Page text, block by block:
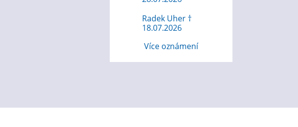
Radek Uher †
18.07.2026
Více oznámení